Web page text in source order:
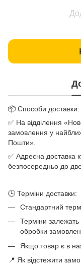
📦 Способи доставки:
✅ На відділення
замовлення у
Пошти».
✅ Адресна доставка
безпосередньо до
🕒 Терміни доставки:
Стандартний
Терміни залежать
обробки
Якщо товар є в
📍 Як відстежити